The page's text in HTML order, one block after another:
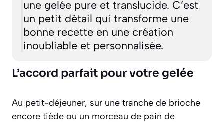
une gelée pure et translucide. C’est
un petit détail qui transforme une
bonne recette en une création
inoubliable et personnalisée.
L’accord parfait pour votre gelée
Au petit-déjeuner, sur une tranche de brioche
encore tiède ou un morceau de pain de